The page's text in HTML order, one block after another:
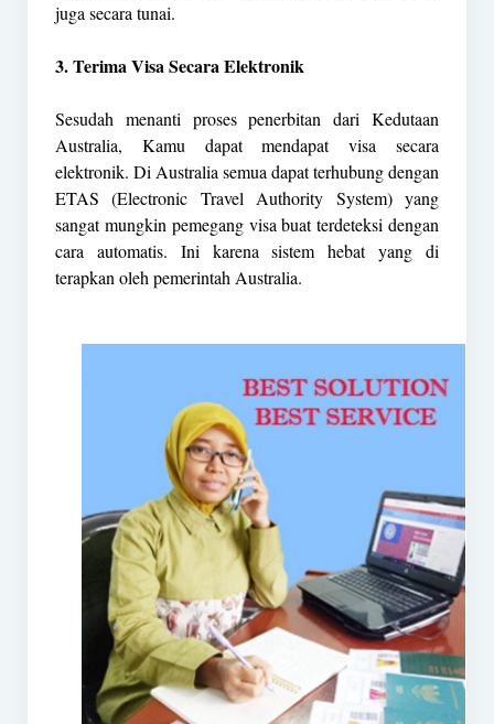
juga secara tunai.
3. Terima Visa Secara Elektronik
Sesudah menanti proses penerbitan dari Kedutaan
Australia, Kamu dapat mendapat visa secara
elektronik. Di Australia semua dapat terhubung dengan
ETAS (Electronic Travel Authority System) yang
sangat mungkin pemegang visa buat terdeteksi dengan
cara automatis. Ini karena sistem hebat yang di
terapkan oleh pemerintah Australia.